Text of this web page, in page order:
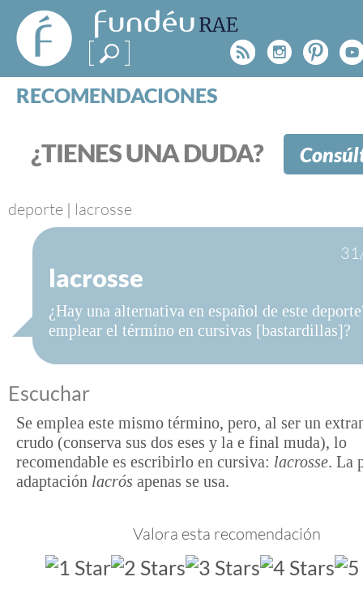
FundéuRAE
- Fundación
del Español
Urgente
Rss
RECOMENDACIONES
CATEGORÍAS
ESPECIALES
BLOG
NOTICIAS
SOBRE LA FUNDÉURAE
FundéuRAE es una fundación patrocinada por la
el buen uso del español en los medios de
Internet.
¿TIENES UNA DUDA?
deporte | lacrosse
lacrosse
¿Hay una alternativa en español de este
emplear el término en cursivas [bastardillas]?
Escuchar
Se emplea este mismo término, pero, al ser un
crudo (conserva sus dos eses y la e final muda), lo
recomendable es escribirlo en cursiva: lacrosse. La
adaptación lacrós apenas se usa.
Valora esta recomendación